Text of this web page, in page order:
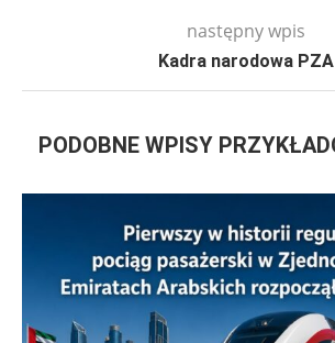
następny wpis
Kadra narodowa PZA
PODOBNE WPISY